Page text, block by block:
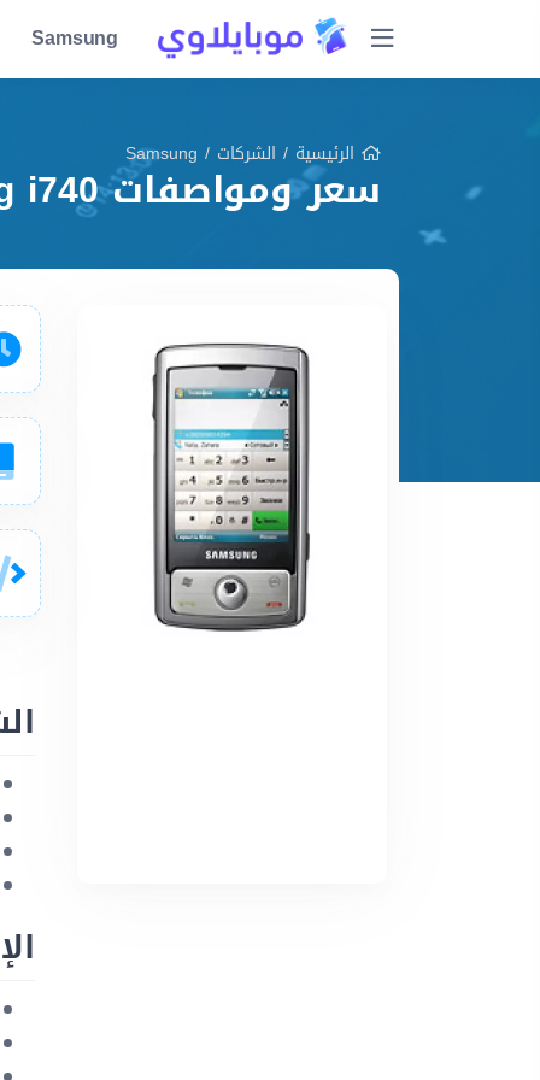
Samsung
الرئيسية / الشركات /
Samsung
سعر ومواصفات Samsung i740 مميزات وعيوب وشرح شامل